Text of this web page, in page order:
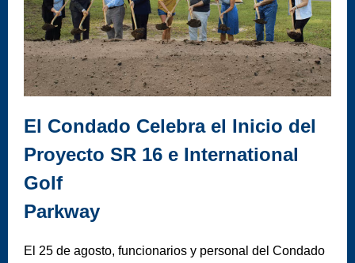
El Condado Celebra el Inicio del
Proyecto SR 16 e International
Golf
Parkway
El 25 de agosto, funcionarios y personal del Condado